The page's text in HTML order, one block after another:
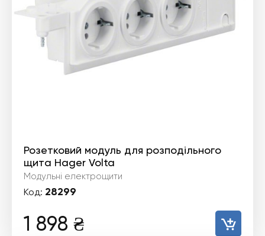
Розетковий модуль для розподільного
щита Hager Volta
Модульні електрощити
Код: 28299
1 898 ₴